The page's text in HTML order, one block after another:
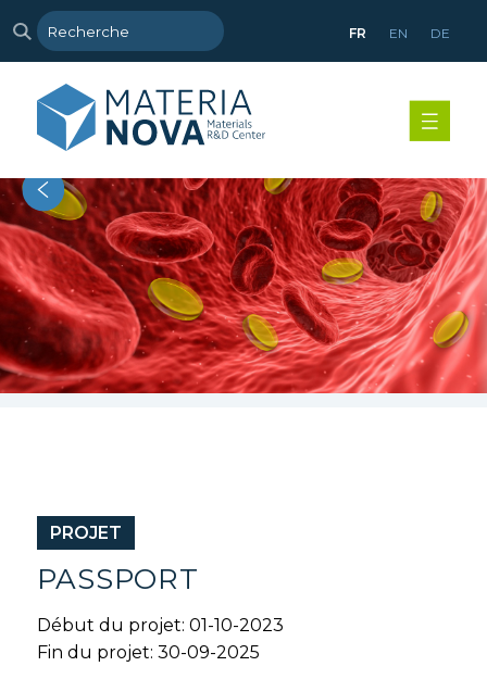
FR EN DE
PROJET
PASSPORT
Début du projet: 01-10-2023
Fin du projet: 30-09-2025